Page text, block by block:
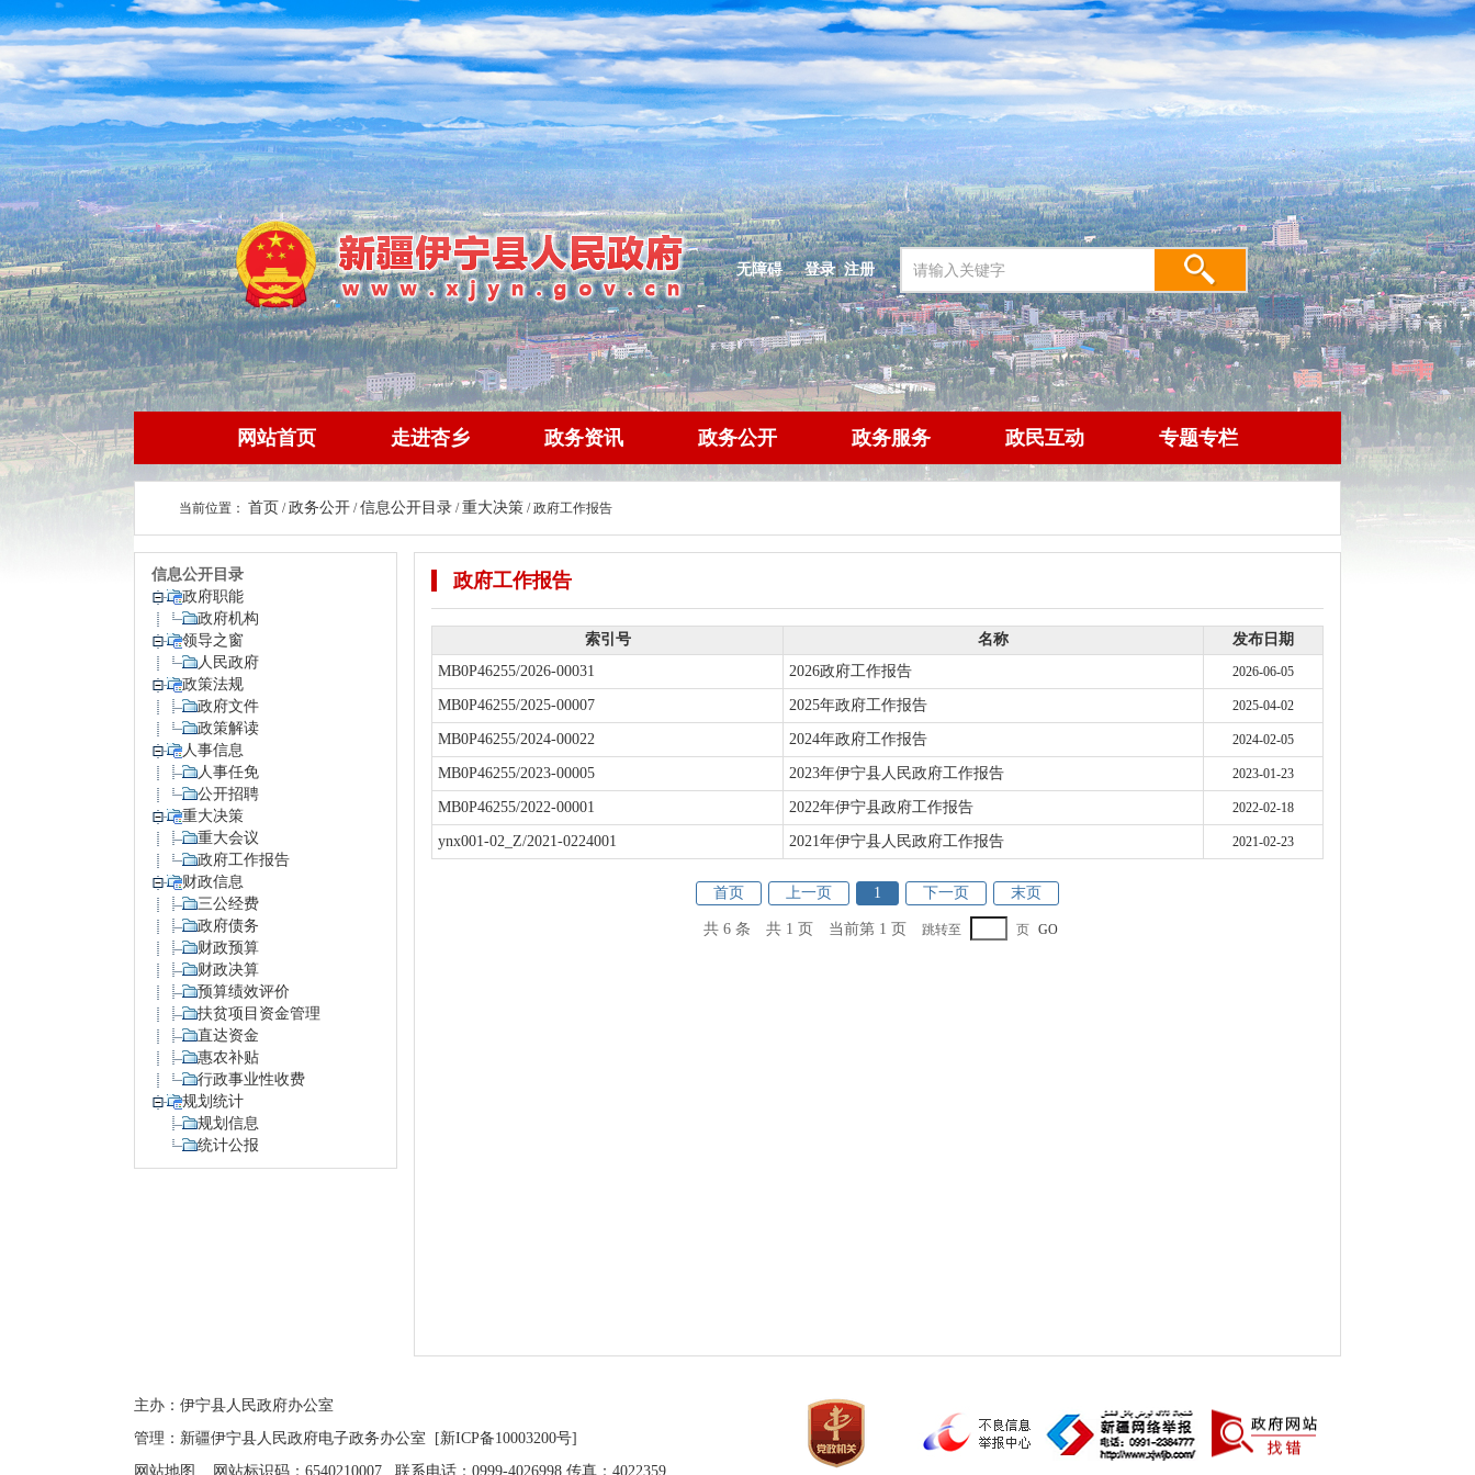
登录|注册
无障碍
网站首页 走进杏乡 政务资讯 政务公开 政务服务 政民互动 专题专栏
当前位置： 首页 /政务公开 /信息公开目录 /重大决策 /政府工作报告
信息公开目录
政府职能
政府机构
领导之窗
人民政府
政策法规
政府文件
政策解读
人事信息
人事任免
公开招聘
重大决策
重大会议
政府工作报告
财政信息
三公经费
政府债务
财政预算
财政决算
预算绩效评价
扶贫项目资金管理
直达资金
惠农补贴
行政事业性收费
规划统计
规划信息
统计公报
政府工作报告
索引号 名称
发布日期
MB0P46255/2026-00031
2026政府工作报告 2026-06-05
MB0P46255/2025-00007 2025年政府工作报告 2025-04-02
MB0P46255/2024-00022 2024年政府工作报告 2024-02-05
MB0P46255/2023-00005 2023年伊宁县人民政府工作报告 2023-01-23
MB0P46255/2022-00001 2022年伊宁县政府工作报告 2022-02-18
ynx001-02_Z/2021-0224001 2021年伊宁县人民政府工作报告 2021-02-23
首页 上一页 1 下一页 末页
共 6 条 共 1 页 当前第 1 页 跳转至 页 GO
主办：伊宁县人民政府办公室
管理：新疆伊宁县人民政府电子政务办公室
[新ICP备10003200号]
网站地图
网站标识码：6540210007 联系电话：0999-4026998 传真：4022359